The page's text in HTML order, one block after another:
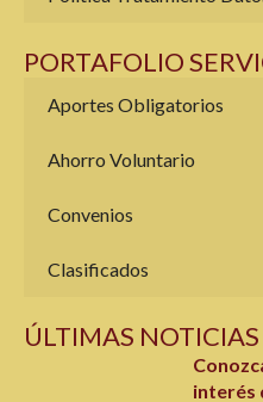
PORTAFOLIO
Aportes Obligatorios
Ahorro Voluntario
Convenios
Clasificados
ÚLTIMAS NOTICIAS
interés